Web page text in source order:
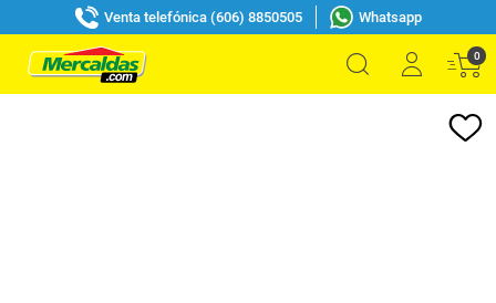
Venta telefónica (606) 8850505 Whatsapp
0